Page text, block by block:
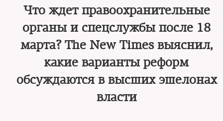
Что ждет правоохранительные
органы и спецслужбы после 18
марта? The New Times выяснил,
какие варианты реформ
обсуждаются в высших эшелонах
власти